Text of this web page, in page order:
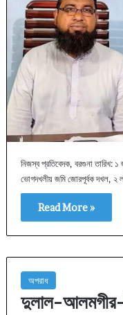
নিজস্ব প্রতিবেদক, বরগুনা তারিখ:
ভোগদখলীয় জমি জোরপূর্বক দখল, ২
Read More »
অপরাধ
দুলাল-